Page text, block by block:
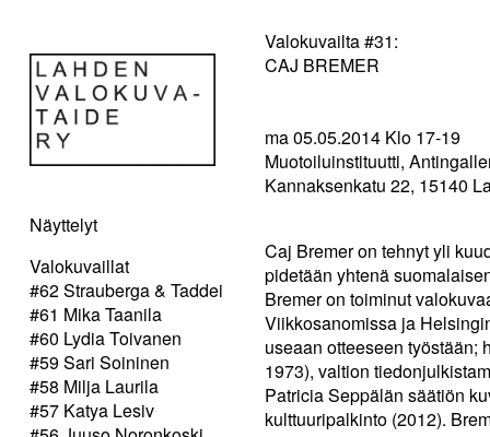
Näyttelyt
Valokuvaillat
#62 Strauberga & Taddei
#61 Mika Taanila
#60 Lydia Toivanen
#59 Sari Soininen
#58 Milja Laurila
#57 Katya Lesiv
Valokuvailta #31:
CAJ BREMER
ma 05.05.2014 Klo 17-19
Muotoiluinstituutti,
Kannaksenkatu 22, 15140
Caj Bremer on tehnyt yli
pidetään yhtenä
Bremer on toiminut
Viikkosanomissa ja
useaan otteeseen työstään;
1973), valtion
Patricia Seppälän säätiön
kulttuuripalkinto (2012).